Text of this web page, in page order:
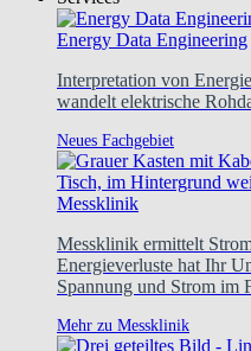
Energy Data Engineering
Interpretation von
wandelt elektrische
Neues Fachgebiet
Messklinik
Messklinik ermittelt
Energieverluste hat Ihr
Spannung und Strom im
Mehr zu Messklinik